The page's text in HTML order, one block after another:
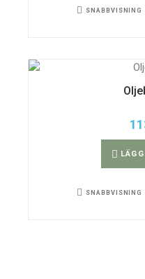
SNABBVISNING
SNABBVISNING